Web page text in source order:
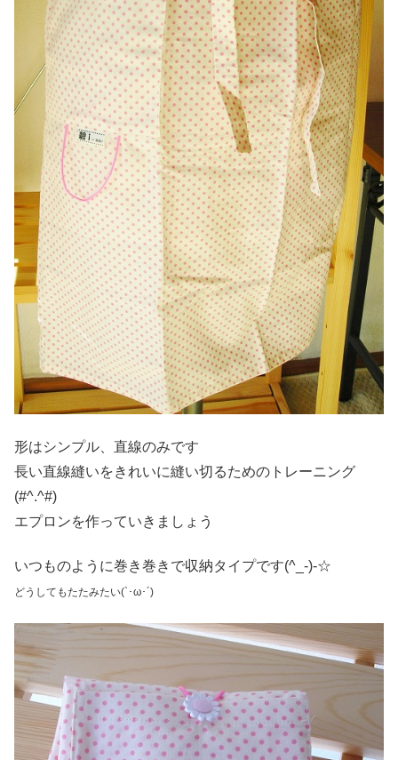
形はシンプル、直線のみです
長い直線縫いをきれいに縫い切るためのトレーニング
(#^.^#)
エプロンを作っていきましょう
いつものように巻き巻きで収納タイプです(^_-)-☆
どうしてもたたみたい(`･ω･´)